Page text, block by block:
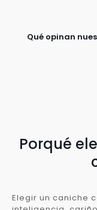
Qué opinan
Porqué
Elegir un caniche